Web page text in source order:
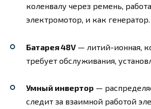
коленвалу через ремень,
электромотор, и как генератор.
Батарея 48V — литий-ионная,
требует обслуживания,
Умный инвертор —
следит за взаимной работой